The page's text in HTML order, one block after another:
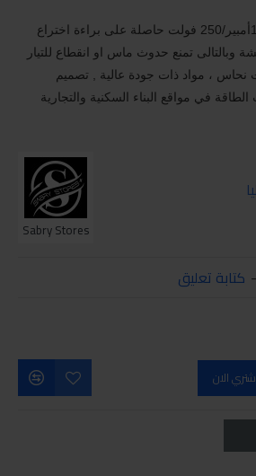
فيشة احمال نتاية 3500 وات , 16أمبير/250 فولت حاصلة على براءة اختراع
وبالتالى تمنع حدوث ماس او انقطاع للتيار
نحاس ، مواد ذات جودة عالية , تصميم
في مواقع البناء السكنية والتجارية
Sabry Stores
- كتابة تعليق
الان